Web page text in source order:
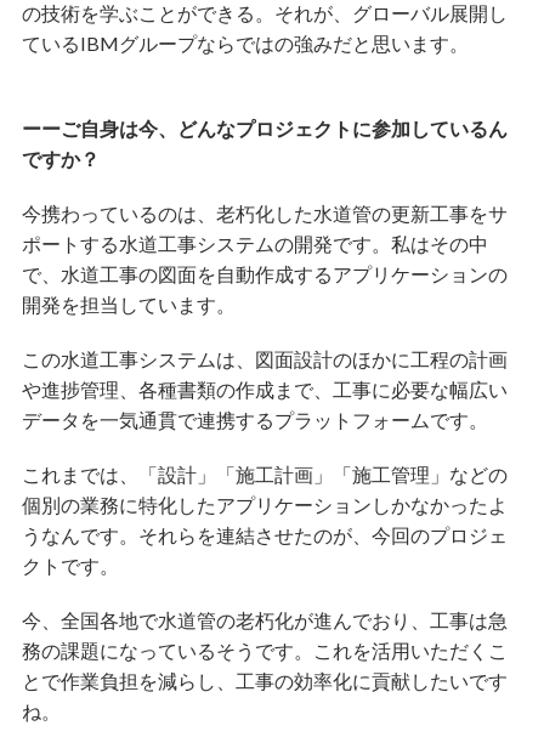
の技術を学ぶことができる。それが、グローバル展開し
ているIBMグループならではの強みだと思います。
ーーご自身は今、どんなプロジェクトに参加しているん
ですか？
今携わっているのは、老朽化した水道管の更新工事をサ
ポート する水道工事システムの開発です。私はその中
で、 水道工事の図面を自動作成するアプリケーションの
開発を担当しています。
この水道工事システムは、図面設計のほかに工程の計画
や進捗管理、各種書類の作成まで、工事に必要な幅広い
データを一気通貫で連携するプラットフォームです。
これまでは、「設計」「施工計画」「施工管理」などの
個別の業務に特化したアプリケーションしかなかったよ
うなんです。それらを連結させたのが、今回のプロジェ
クトです。
今、全国各地で水道管の老朽化が進んでおり、工事は急
務の課題になっているそうです。これを活用いただくこ
とで作業負担を減らし、工事の効率化に貢献したいです
ね。